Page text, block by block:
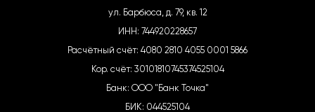
ул. Барбюса, д. 79, кв. 12
ИНН: 744920228657
Расчётный счёт: 4080 2810 4055 0001 5866
Кор. счёт: 30101810745374525104
Банк: ООО "Банк Точка"
БИК: 044525104